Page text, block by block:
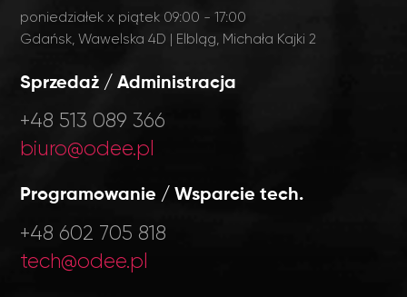
poniedziałek x piątek 09:00 - 17:00
Gdańsk, Wawelska 4D | Elbląg, Michała Kajki 2
Sprzedaż / Administracja
+48 513 089 366
biuro@odee.pl
Programowanie / Wsparcie tech.
+48 602 705 818
tech@odee.pl